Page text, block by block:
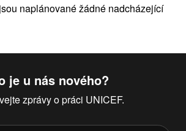
naplánované žádné nadcházející
je u nás nového?
zprávy o práci UNICEF.